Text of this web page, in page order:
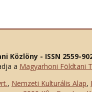
Közlöny - ISSN 2559-
a Magyarhoni Földtani
, Nemzeti Kulturális Alap,